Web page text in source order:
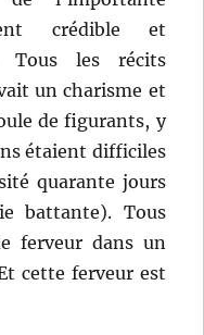
crédible et
Tous les récits
un charisme et
de figurants, y
étaient difficiles
quarante jours
battante). Tous
ferveur dans un
cette ferveur est